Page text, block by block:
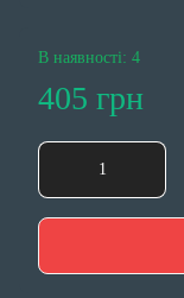
В наявності: 4
405 грн